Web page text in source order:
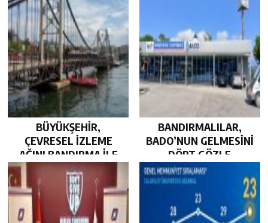
BÜYÜKŞEHİR,
ÇEVRESEL İZLEME
AĞINI BANDIRMA İLE
GÜÇLENDİRDİ…
BANDIRMALILAR,
BADO’NUN GELMESİNİ
DÖRT GÖZLE
BEKLİYOR…